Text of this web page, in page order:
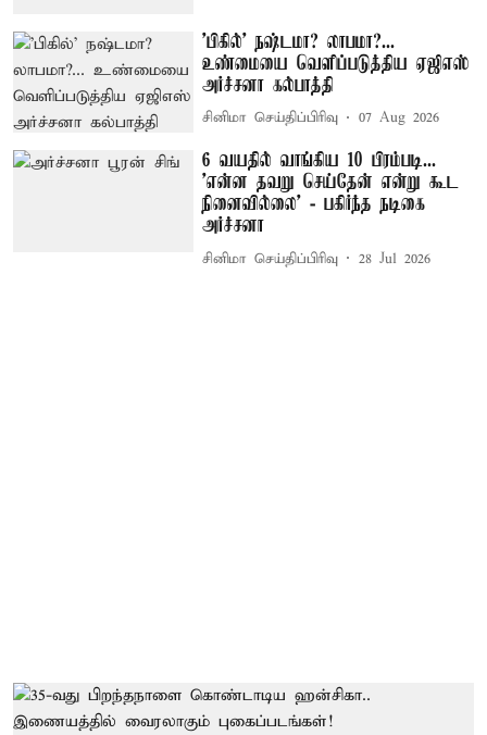
'பிகில்' நஷ்டமா? லாபமா?...
உண்மையை வெளிப்படுத்திய ஏஜிஎஸ்
அர்ச்சனா கல்பாத்தி
சினிமா செய்திப்பிரிவு 07 Aug 2026
6 வயதில் வாங்கிய 10 பிரம்படி...
'என்ன தவறு செய்தேன் என்று கூட
நினைவில்லை' - பகிர்ந்த நடிகை
அர்ச்சனா
சினிமா செய்திப்பிரிவு 28 Jul 2026